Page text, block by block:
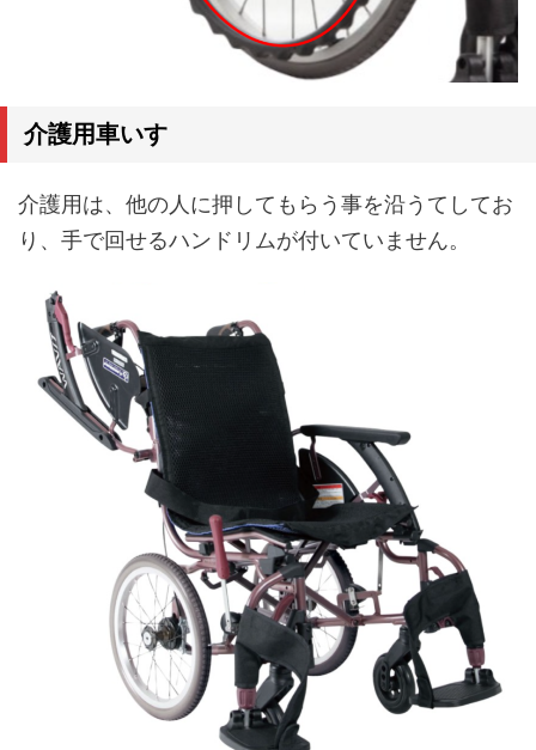
介護用車いす
介護用は、他の人に押してもらう事を沿うてしてお
り、手で回せるハンドリムが付いていません。